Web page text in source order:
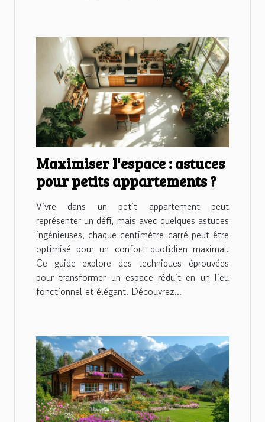
Maximiser l'espace : astuces
pour petits appartements ?
Vivre dans un petit appartement peut
représenter un défi, mais avec quelques astuces
ingénieuses, chaque centimètre carré peut être
optimisé pour un confort quotidien maximal.
Ce guide explore des techniques éprouvées
pour transformer un espace réduit en un lieu
fonctionnel et élégant. Découvrez...